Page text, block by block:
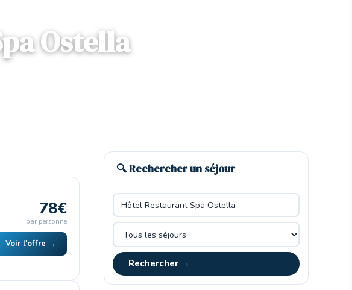
Ostella
78€
par personne
Voir l'offre →
🔍 Rechercher un séjour
Rechercher →